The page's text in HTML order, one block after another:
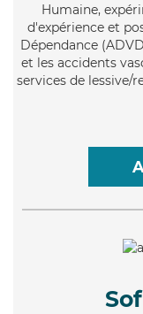
Humaine,
d'expérience et
Dépendance
et les accidents
services de lessive/